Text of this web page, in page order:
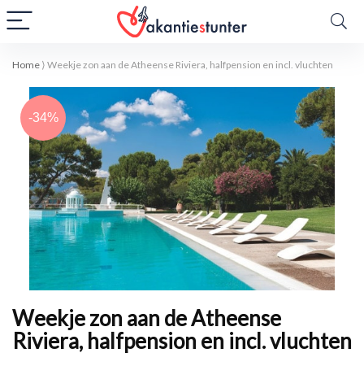
Home ⟩ Weekje zon aan de Atheense Riviera, halfpension en incl. vluchten
-34%
Weekje zon aan de Atheense
Riviera, halfpension en incl. vluchten